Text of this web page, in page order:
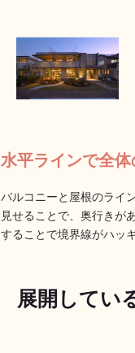
水平ラインで全
バルコニーと屋根のライ
見せることで、奥行きが
することで境界線がハッ
展開してい